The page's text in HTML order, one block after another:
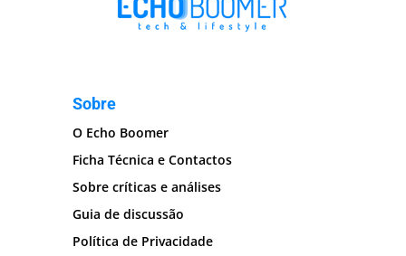
Sobre
O Echo Boomer
Ficha Técnica e Contactos
Sobre críticas e análises
Guia de discussão
Política de Privacidade